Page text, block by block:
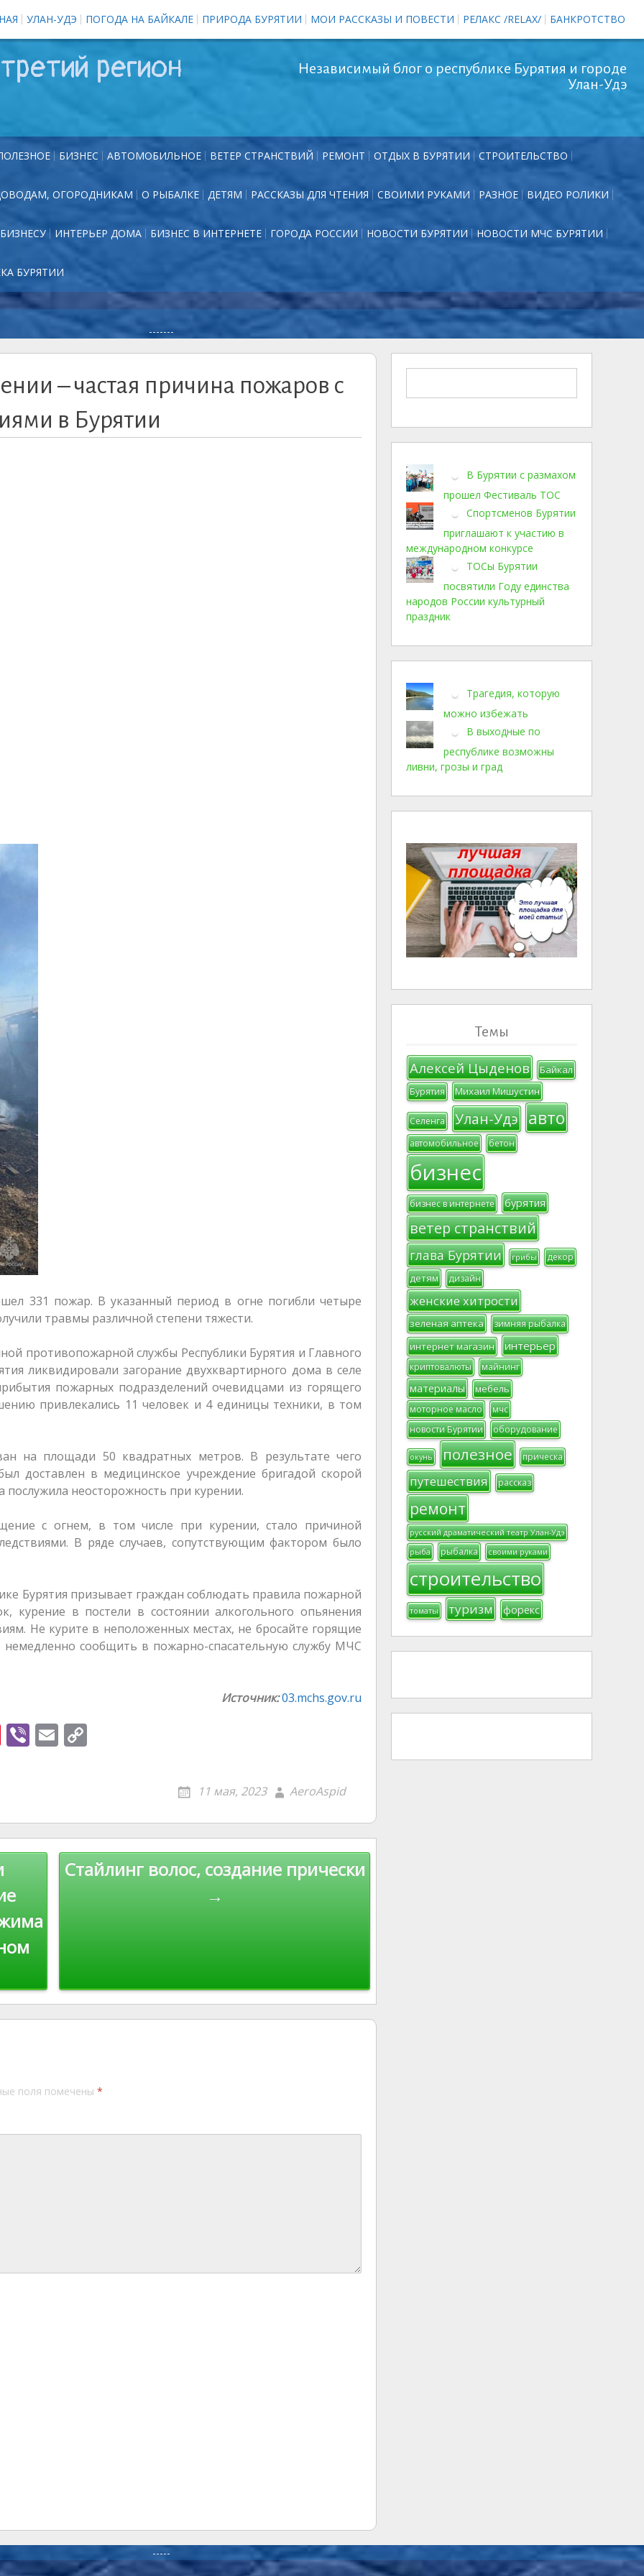
УЛАН-УДЭ ПОГОДА НА БАЙКАЛЕ ПРИРОДА БУРЯТИИ МОИ РАССКАЗЫ И ПОВЕСТИ РЕЛАКС /RELAX/ БАНКРОТСТВО
регион
Независимый блог о республике Бурятия и городе
Улан-Удэ
БИЗНЕС АВТОМОБИЛЬНОЕ ВЕТЕР СТРАНСТВИЙ РЕМОНТ ОТДЫХ В БУРЯТИИ СТРОИТЕЛЬСТВО
ОГОРОДНИКАМ О РЫБАЛКЕ ДЕТЯМ РАССКАЗЫ ДЛЯ ЧТЕНИЯ СВОИМИ РУКАМИ РАЗНОЕ ВИДЕО РОЛИКИ
БИЗНЕСУ ИНТЕРЬЕР ДОМА БИЗНЕС В ИНТЕРНЕТЕ ГОРОДА РОССИИ НОВОСТИ БУРЯТИИ НОВОСТИ МЧС БУРЯТИИ
БУРЯТИИ
-------
– частая причина пожаров с
в Бурятии
331 пожар. В указанный период в огне погибли четыре
травмы различной степени тяжести.
противопожарной службы Республики Бурятия и Главного
ликвидировали загорание двухквартирного дома в селе
пожарных подразделений очевидцами из горящего
привлекались 11 человек и 4 единицы техники, в том
на площади 50 квадратных метров. В результате чего
доставлен в медицинское учреждение бригадой скорой
неосторожность при курении.
с огнем, в том числе при курении, стало причиной
В ряде случаев, сопутствующим фактором было
Бурятия призывает граждан соблюдать правила пожарной
курение в постели в состоянии алкогольного опьянения
Не курите в неположенных местах, не бросайте горящие
сообщить в пожарно-спасательную службу МЧС
Источник:03.mchs.gov.ru
Pi
st
Vi E
Li
n
k
11 мая, 2023 AeroAspid
Стайлинг волос, создание прически
→
поля помечены *
В Бурятии с размахом
прошел Фестиваль ТОС
Спортсменов Бурятии
приглашают к участию в
международном конкурсе
ТОСы Бурятии
посвятили Году единства
народов России культурный
праздник
Трагедия, которую
можно избежать
В выходные по
республике возможны
ливни, грозы и град
Темы
Алексей Цыденов Байкал
Бурятия Михаил Мишустин
Селенга Улан-Удэ авто
автомобильное бетон
бизнес
бизнес в интернете бурятия
ветер странствий
глава Бурятии грибы декор
детям дизайн
женские хитрости
зеленая аптека зимняя рыбалка
интернет магазин интерьер
криптовалюты майнинг
материалы мебель
моторное масло
мчс
новости Бурятии
оборудование
окунь полезное прическа
путешествия рассказ
ремонт
русский драматический театр Улан-Удэ
рыба
рыбалка своими руками
строительство
томаты туризм форекс
-----